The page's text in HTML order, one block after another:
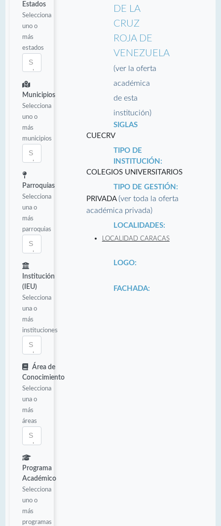
Estados
Selecciona
uno o
más
estados
Municipios
Selecciona
uno o
más
municipios
Parroquias
Selecciona
una o
más
parroquias
Institución
(IEU)
Selecciona
una o
más
instituciones
Área de
Conocimiento
Selecciona
una o
más
áreas
Programa
Académico
Selecciona
uno o
más
programas
DE LA
CRUZ
ROJA DE
VENEZUELA
(ver la oferta
académica
de esta
institución)
SIGLAS
CUECRV
TIPO DE
INSTITUCIÓN:
COLEGIOS UNIVERSITARIOS
TIPO DE GESTIÓN:
PRIVADA (ver toda la oferta
académica privada)
LOCALIDADES:
LOCALIDAD CARACAS
LOGO:
FACHADA: